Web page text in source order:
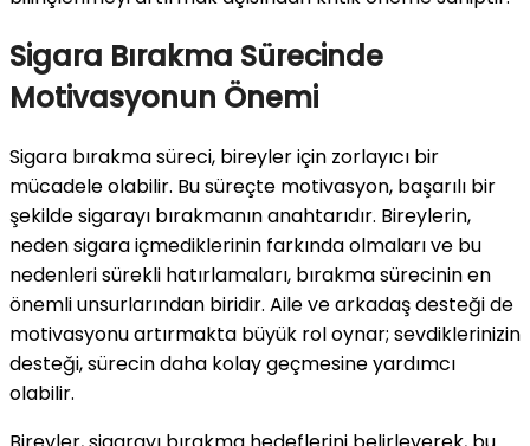
Sigara Bırakma Sürecinde
Motivasyonun Önemi
Sigara bırakma süreci, bireyler için zorlayıcı bir
mücadele olabilir. Bu süreçte motivasyon, başarılı bir
şekilde sigarayı bırakmanın anahtarıdır. Bireylerin,
neden sigara içmediklerinin farkında olmaları ve bu
nedenleri sürekli hatırlamaları, bırakma sürecinin en
önemli unsurlarından biridir. Aile ve arkadaş desteği de
motivasyonu artırmakta büyük rol oynar; sevdiklerinizin
desteği, sürecin daha kolay geçmesine yardımcı
olabilir.